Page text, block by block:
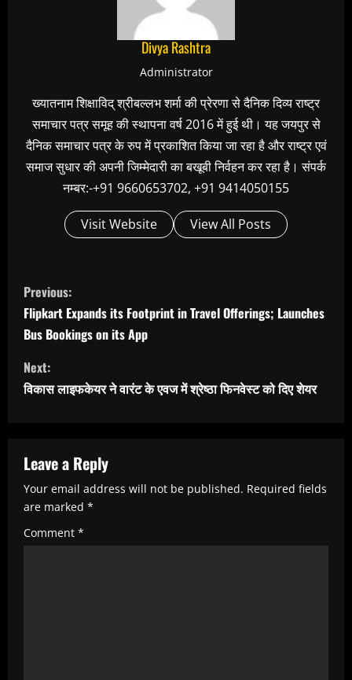
Divya Rashtra
Administrator
ख्यातनाम शिक्षाविद् श्रीबल्लभ शर्मा की प्रेरणा से दैनिक दिव्य राष्ट्र
समाचार पत्र समूह की स्थापना वर्ष 2016 में हुई थी। यह जयपुर से
दैनिक समाचार पत्र के रुप में प्रकाशित किया जा रहा है और राष्ट्र एवं
समाज सुधार की अपनी जिम्मेदारी का बखूबी निर्वहन कर रहा है। संपर्क
नम्बर:-+91 9660653702, +91 9414050155
Visit Website View All Posts
C
o
n
t
i
e
R
e
a
Previous:
Flipkart Expands its Footprint in Travel Offerings; Launches
Bus Bookings on its App
Next:
विकास लाइफकेयर ने वारंट के एवज में श्रेष्ठा फिनवेस्ट को दिए शेयर
Leave a Reply
Your email address will not be published. Required fields
are marked *
Comment *